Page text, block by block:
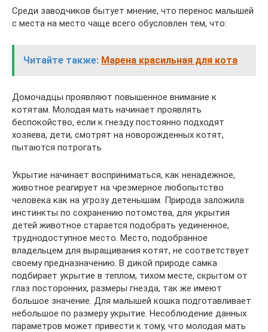
Среди заводчиков бытует мнение, что перенос малышей
с места на место чаще всего обусловлен тем, что:
Читайте также: Марена красильная для кота
Домочадцы проявляют повышенное внимание к
котятам. Молодая мать начинает проявлять
беспокойство, если к гнезду постоянно подходят
хозяева, дети, смотрят на новорожденных котят,
пытаются потрогать
Укрытие начинает восприниматься, как ненадежное,
животное реагирует на чрезмерное любопытство
человека как на угрозу детенышам. Природа заложила
инстинкты по сохранению потомства, для укрытия
детей животное старается подобрать уединенное,
труднодоступное место. Место, подобранное
владельцем для выращивания котят, не соответствует
своему предназначению. В дикой природе самка
подбирает укрытие в теплом, тихом месте, скрытом от
глаз посторонних, размеры гнезда, так же имеют
большое значение. Для малышей кошка подготавливает
небольшое по размеру укрытие. Несоблюдение данных
параметров может привести к тому, что молодая мать